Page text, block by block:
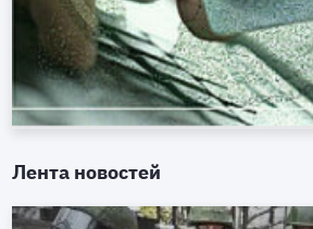
Лента новостей